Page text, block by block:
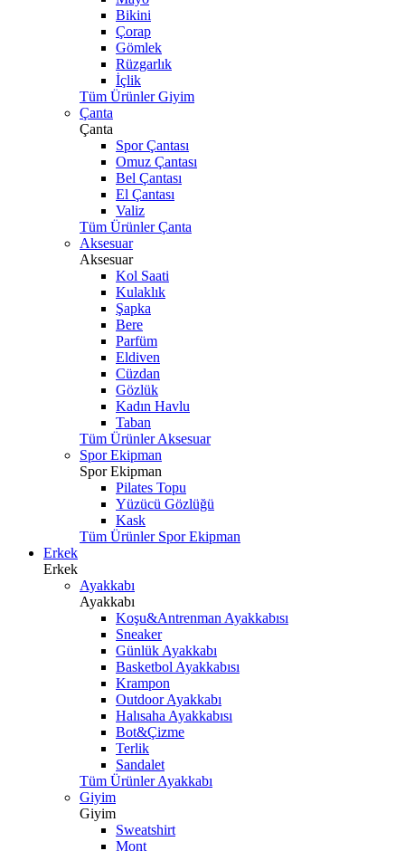
Bikini
Çorap
Gömlek
Rüzgarlık
İçlik
Tüm Ürünler Giyim
Çanta
Çanta
Spor Çantası
Omuz Çantası
Bel Çantası
El Çantası
Valiz
Tüm Ürünler Çanta
Aksesuar
Aksesuar
Kol Saati
Kulaklık
Şapka
Bere
Parfüm
Eldiven
Cüzdan
Gözlük
Kadın Havlu
Taban
Tüm Ürünler Aksesuar
Spor Ekipman
Spor Ekipman
Pilates Topu
Yüzücü Gözlüğü
Kask
Tüm Ürünler Spor Ekipman
Erkek
Erkek
Ayakkabı
Ayakkabı
Koşu&Antrenman Ayakkabısı
Sneaker
Günlük Ayakkabı
Basketbol Ayakkabısı
Krampon
Outdoor Ayakkabı
Halısaha Ayakkabısı
Bot&Çizme
Terlik
Sandalet
Tüm Ürünler Ayakkabı
Giyim
Giyim
Sweatshirt
Mont